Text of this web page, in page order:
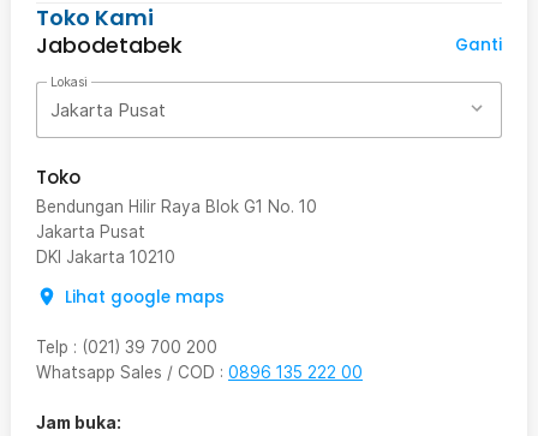
Toko Kami
Jabodetabek
Ganti
Lokasi
Jakarta Pusat
Toko
Bendungan Hilir Raya Blok G1 No. 10
Jakarta Pusat
DKI Jakarta 10210
Lihat google maps
Telp : (021) 39 700 200
Whatsapp Sales / COD : 0896 135 222 00
Jam buka: